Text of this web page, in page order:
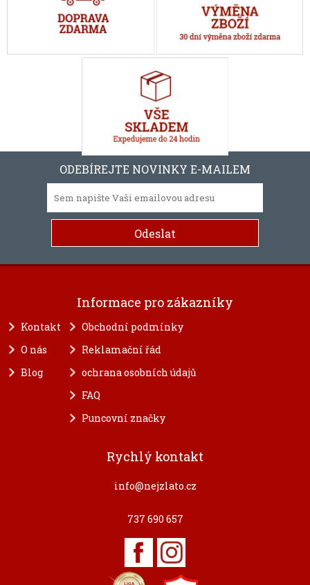
ODEBÍREJTE NOVINKY E-MAILEM
Informace pro zákazníky
Kontakt
O nás
Blog
Obchodní podmínky
Reklamační řád
ochrana osobních údajů
FAQ
Puncovní značky
Rychlý kontakt
info@nejzlato.cz
737 690 657